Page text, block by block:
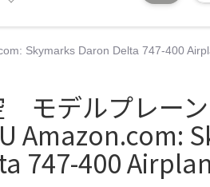
Skymarks Daron Delta 747-400
モデルプレー
Amazon.com:
747-400